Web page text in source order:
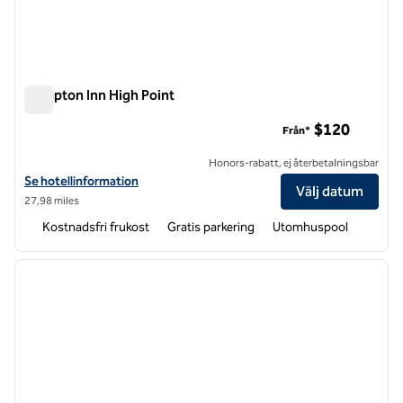
Hampton Inn High Point
Visa hotelldetaljer för Hampton Inn High Point
Se hotellinformation
27,98 miles
Från* $120
Honors-rabatt, ej återbetalningsbar
Välj datum
Kostnadsfri frukost Gratis parkering Utomhuspool
1 av 14
nästa